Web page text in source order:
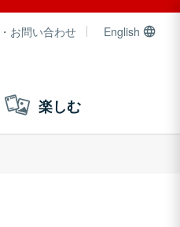
お問い合わせ English
楽しむ